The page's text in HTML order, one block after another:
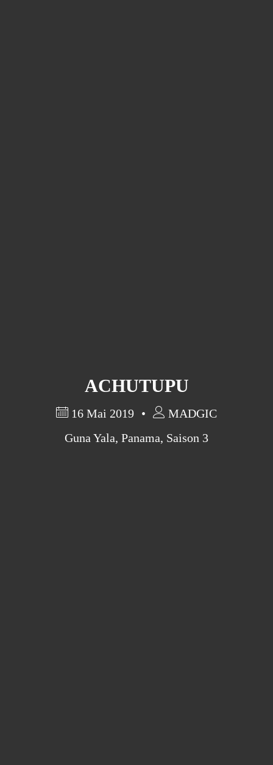
ACHUTUPU
16 Mai 2019
MADGIC
Guna Yala, Panama, Saison 3